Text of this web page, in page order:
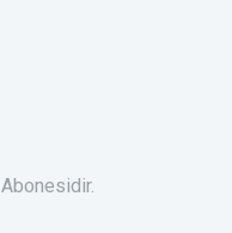
Abonesidir.